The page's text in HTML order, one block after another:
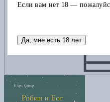
Если вам нет 18 —
Да, мне есть 18 лет